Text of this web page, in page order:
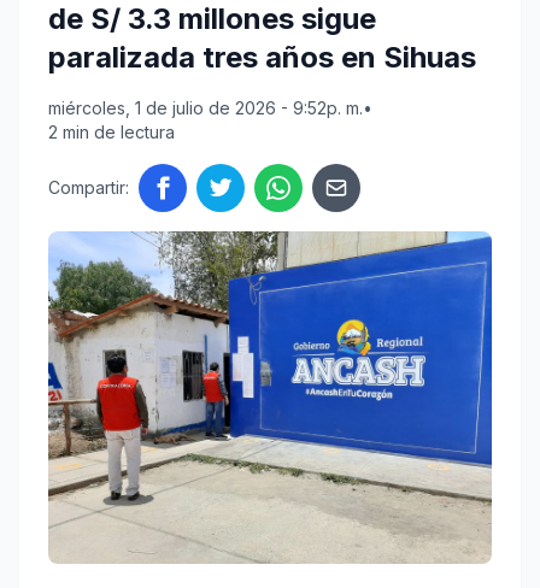
de S/ 3.3 millones sigue
paralizada tres años en Sihuas
miércoles, 1 de julio de 2026 - 9:52p. m.•
2 min de lectura
Compartir: